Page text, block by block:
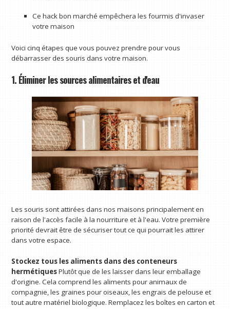
Ce hack bon marché empêchera les fourmis d'invaser
votre maison
Voici cinq étapes que vous pouvez prendre pour vous
débarrasser des souris dans votre maison.
1. Éliminer les sources alimentaires et d'eau
Les souris sont attirées dans nos maisons principalement en
raison de l'accès facile à la nourriture et à l'eau. Votre première
priorité devrait être de sécuriser tout ce qui pourrait les attirer
dans votre espace.
Stockez tous les aliments dans des conteneurs
hermétiquesPlutôt que de les laisser dans leur emballage
d'origine. Cela comprend les aliments pour animaux de
compagnie, les graines pour oiseaux, les engrais de pelouse et
tout autre matériel biologique. Remplacez les boîtes en carton et